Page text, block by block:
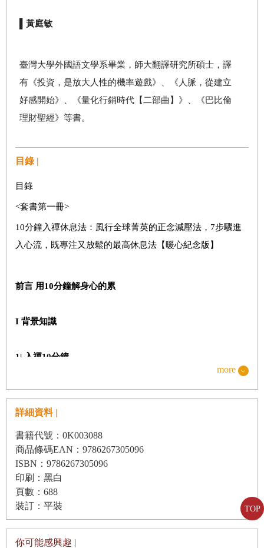
TOP
▌黃庭敏
臺灣大學外國語文學系畢業，師大翻譯研究所碩士，譯
有《投資，是放大人性的機率遊戲》、《人脈，從建立
好感開始》、《量化行銷時代【二部曲】》、《巴比倫
理財聖經》等書。
目錄 |
目錄
<套書第一冊>
10分鐘入禪休息法：風行全球菁英的正念減壓法， 7步驟進
入心流，既專注又放鬆的最高休息法【暖心紀念版】
前言 用10分鐘解身心的累
I 背景知識
1| 入禪10分鐘
短短10分鐘要學什麼？
我選擇CBT
2|承諾改變
有意識地作出承諾
改變可能很花時間
為什麼稱之為「鍛鍊」？
more
詳細資料 |
書籍代號：0K003088
商品條碼EAN：9786267305096
ISBN：9786267305096
印刷：黑白
頁數：688
裝訂：平裝
你可能感興趣 |